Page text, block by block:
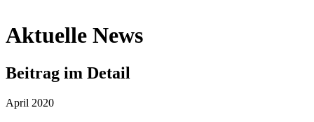
Aktuelle News
Beitrag im Detail
April 2020